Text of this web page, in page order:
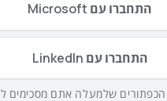
התחברו עם Microsoft
התחברו עם LinkedIn